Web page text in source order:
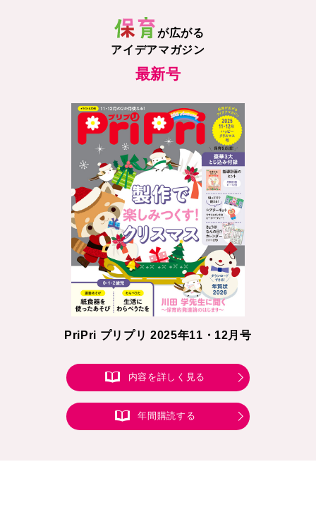
が広がる
アイデアマガジン
最新号
PriPri プリプリ 2025年11・12月号
内容を詳しく見る
年間購読する